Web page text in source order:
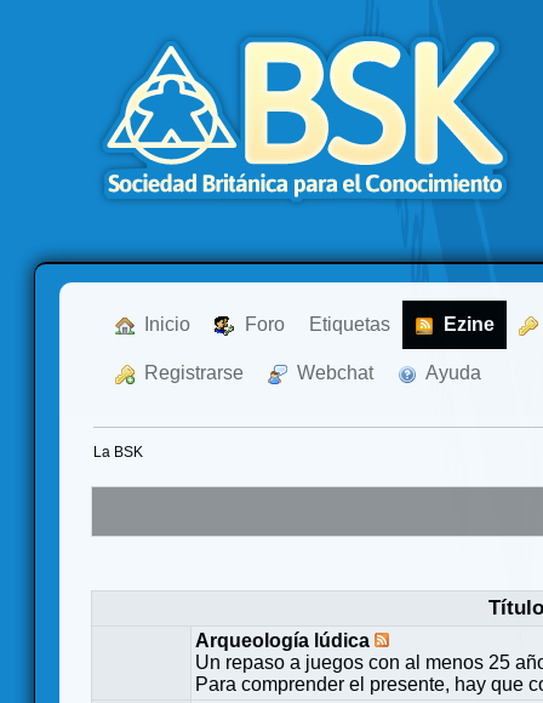
Inicio Foro Etiquetas Ezine
Registrarse Webchat Ayuda
La BSK
Título
Arqueología lúdica
Un repaso a juegos con al menos 25
Para comprender el presente, hay que